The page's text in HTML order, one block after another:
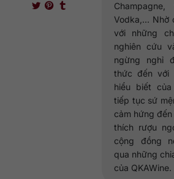
Champagne,
Vodka,... Nhờ
với những
nghiên cứu
ngừng nghỉ
thức đến với
hiểu biết
tiếp tục sứ
cảm hứng
thích rượu
cộng đồng
qua những
của QKAWine.